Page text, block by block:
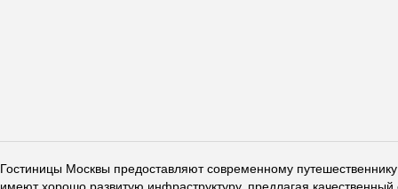
Гостиницы Москвы предоставляют современному